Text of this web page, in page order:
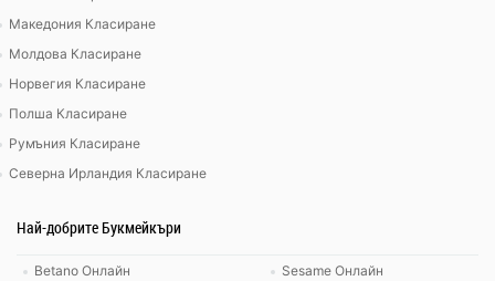
Македония Класиране
Молдова Класиране
Норвегия Класиране
Полша Класиране
Румъния Класиране
Северна Ирландия Класиране
Най-добрите Букмейкъри
Betano Онлайн
Sesame Онлайн